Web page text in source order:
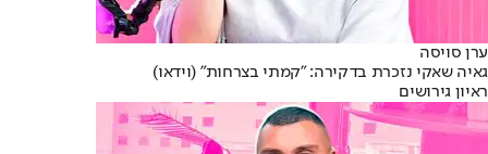
ערן סויסה
גאיה שאקי נזכרת בדקירה: "קמתי בצרחות" (וידאו)
ראיון גירושים